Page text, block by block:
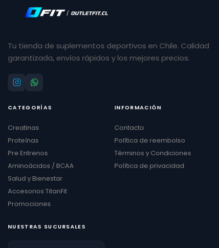
Tu tienda de suplementos deportivos en Chile. Calidad
garantizada, envíos rápidos y los mejores precios.
CATEGORÍAS
Creatinas
Proteínas
Pre Entrenos
Aminoácidos / BCAA
Salud y Bienestar
Accesorios TitanFit
Promociones
INFORMACIÓN
Contacto
Política de reembolso
Términos y Condiciones
Política de privacidad
NUESTRAS SUCURSALES